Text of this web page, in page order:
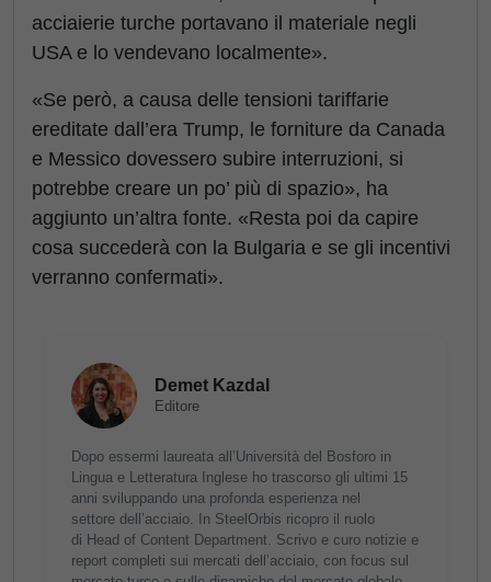
acciaierie turche portavano il materiale negli
USA e lo vendevano localmente».
«Se però, a causa delle tensioni tariffarie
ereditate dall’era Trump, le forniture da Canada
e Messico dovessero subire interruzioni, si
potrebbe creare un po’ più di spazio», ha
aggiunto un’altra fonte. «Resta poi da capire
cosa succederà con la Bulgaria e se gli incentivi
verranno confermati».
Demet Kazdal
Editore
Dopo essermi laureata all’Università del Bosforo in
Lingua e Letteratura Inglese ho trascorso gli ultimi 15
anni sviluppando una profonda esperienza nel
settore dell’acciaio. In SteelOrbis ricopro il ruolo
di Head of Content Department. Scrivo e curo notizie e
report completi sui mercati dell’acciaio, con focus sul